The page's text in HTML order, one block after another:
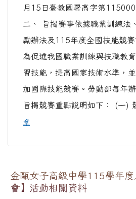
月15日臺教國署高字第
二、 旨揭賽事依據職業訓練法
勵辦法及115年度全國技能競賽
為促進我國職業訓練與技職教
習技能，提高國家技術水準，
加國際技能競賽。勞動部每年
旨揭競賽重點說明如下： (一)
章
金甌女子高級中學115學年度
會】活動相關資料